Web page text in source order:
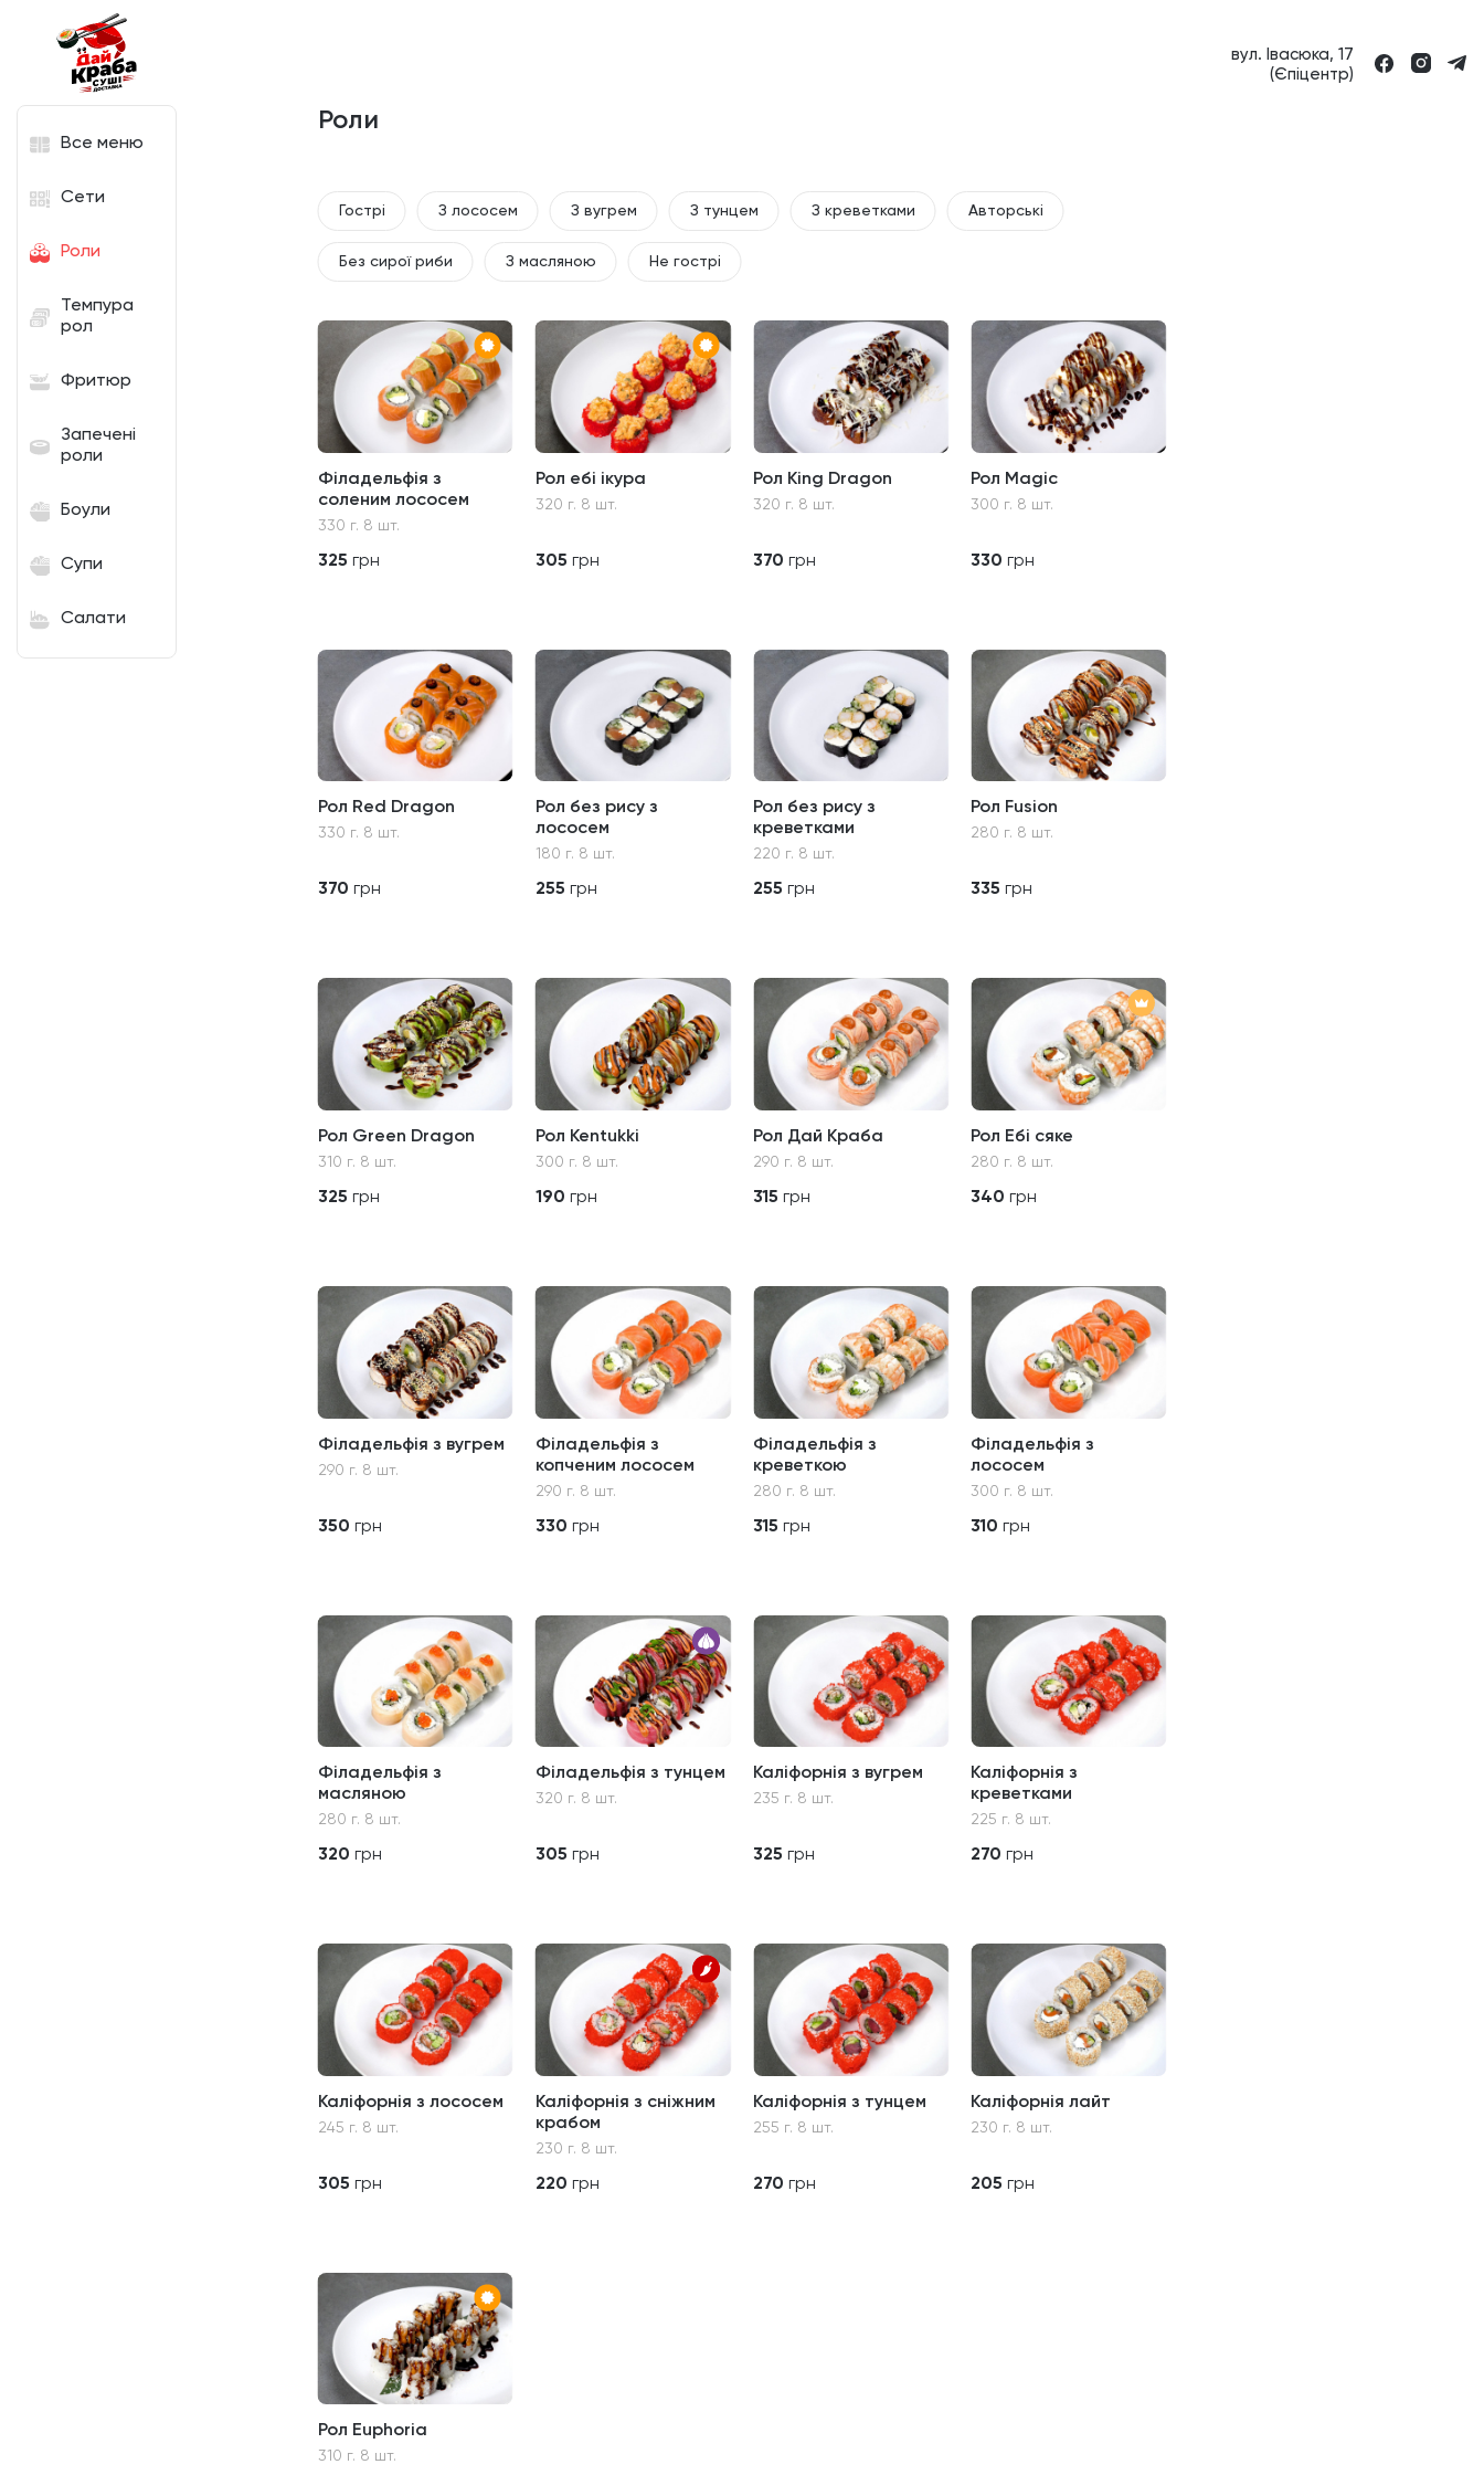
вул. Івасюка, 17
(Єпіцентр)
Все меню
Сети
Роли
Темпура
рол
Фритюр
Запечені
роли
Боули
Супи
Салати
Роли
Гострі З лососем З вугрем З тунцем З креветками Авторські
Без сирої риби З масляною Не гострі
Філадельфія з
соленим лососем
330 г. 8 шт.
325 грн
Рол ебі ікура
320 г. 8 шт.
305 грн
Рол King Dragon
320 г. 8 шт.
370 грн
Рол Magic
300 г. 8 шт.
330 грн
Рол Red Dragon
330 г. 8 шт.
370 грн
Рол без рису з
лососем
180 г. 8 шт.
255 грн
Рол без рису з
креветками
220 г. 8 шт.
255 грн
Рол Fusion
280 г. 8 шт.
335 грн
Рол Green Dragon
310 г. 8 шт.
325 грн
Рол Kentukki
300 г. 8 шт.
190 грн
Рол Дай Краба
290 г. 8 шт.
315 грн
Рол Ебі сяке
280 г. 8 шт.
340 грн
Філадельфія з вугрем
290 г. 8 шт.
350 грн
Філадельфія з
копченим лососем
290 г. 8 шт.
330 грн
Філадельфія з
креветкою
280 г. 8 шт.
315 грн
Філадельфія з
лососем
300 г. 8 шт.
310 грн
Філадельфія з
масляною
280 г. 8 шт.
320 грн
Філадельфія з тунцем
320 г. 8 шт.
305 грн
Каліфорнія з вугрем
235 г. 8 шт.
325 грн
Каліфорнія з
креветками
225 г. 8 шт.
270 грн
Каліфорнія з лососем
245 г. 8 шт.
305 грн
Каліфорнія з сніжним
крабом
230 г. 8 шт.
220 грн
Каліфорнія з тунцем
255 г. 8 шт.
270 грн
Каліфорнія лайт
230 г. 8 шт.
205 грн
Рол Euphoria
310 г. 8 шт.